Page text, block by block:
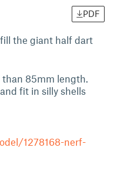
PDF
the giant half dart
85mm length.
fit in silly shells
1278168-nerf-